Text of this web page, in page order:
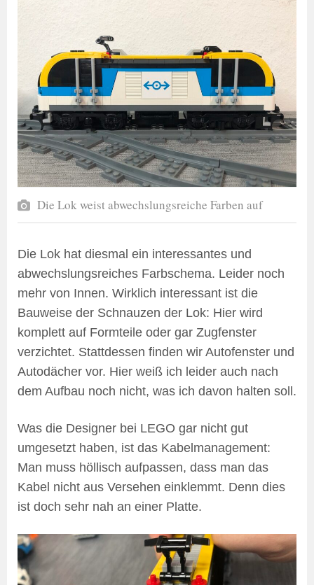
Die Lok weist abwechslungsreiche Farben auf
Die Lok hat diesmal ein interessantes und
abwechslungsreiches Farbschema. Leider noch
mehr von Innen. Wirklich interessant ist die
Bauweise der Schnauzen der Lok: Hier wird
komplett auf Formteile oder gar Zugfenster
verzichtet. Stattdessen finden wir Autofenster und
Autodächer vor. Hier weiß ich leider auch nach
dem Aufbau noch nicht, was ich davon halten soll.
Was die Designer bei LEGO gar nicht gut
umgesetzt haben, ist das Kabelmanagement:
Man muss höllisch aufpassen, dass man das
Kabel nicht aus Versehen einklemmt. Denn dies
ist doch sehr nah an einer Platte.